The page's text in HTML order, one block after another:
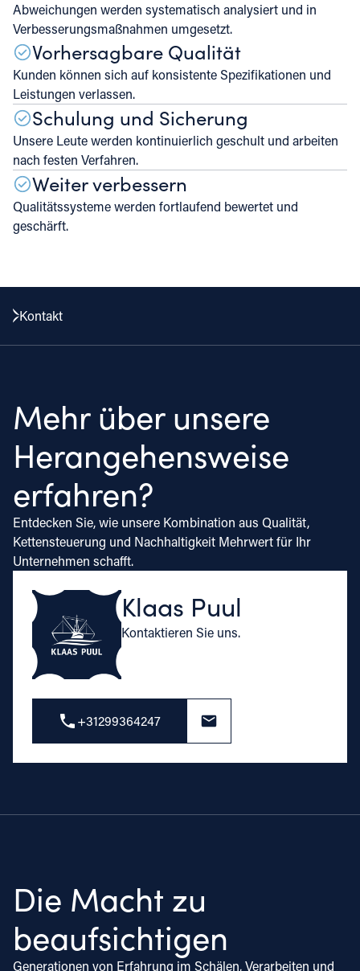
Abweichungen werden systematisch analysiert und in
Verbesserungsmaßnahmen umgesetzt.
Vorhersagbare Qualität
Kunden können sich auf konsistente Spezifikationen und
Leistungen verlassen.
Schulung und Sicherung
Unsere Leute werden kontinuierlich geschult und arbeiten
nach festen Verfahren.
Weiter verbessern
Qualitätssysteme werden fortlaufend bewertet und
geschärft.
Kontakt
Mehr über unsere
Herangehensweise
erfahren?
Entdecken Sie, wie unsere Kombination aus Qualität,
Kettensteuerung und Nachhaltigkeit Mehrwert für Ihr
Unternehmen schafft.
Klaas Puul
Kontaktieren Sie uns.
+31299364247
Die Macht zu
beaufsichtigen
Generationen von Erfahrung im Schälen, Verarbeiten und